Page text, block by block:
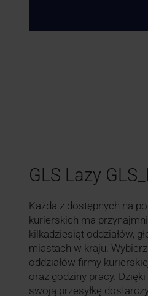
GLS Lazy
Każda z dostępnych na
kurierskich ma
kilkadziesiąt oddziałów,
miastach w kraju.
oddziałów firmy
oraz godziny pracy.
swoją przesyłkę